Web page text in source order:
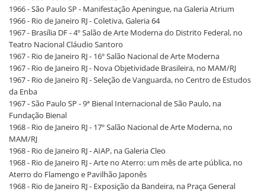
1966 - São Paulo SP - Manifestação Apeningue, na Galeria Atrium
1966 - Rio de Janeiro RJ - Coletiva, Galeria 64
1967 - Brasília DF - 4º Salão de Arte Moderna do Distrito Federal, no
Teatro Nacional Cláudio Santoro
1967 - Rio de Janeiro RJ - 16º Salão Nacional de Arte Moderna
1967 - Rio de Janeiro RJ - Nova Objetividade Brasileira, no MAM/RJ
1967 - Rio de Janeiro RJ - Seleção de Vanguarda, no Centro de Estudos
da Enba
1967 - São Paulo SP - 9ª Bienal Internacional de São Paulo, na
Fundação Bienal
1968 - Rio de Janeiro RJ - 17º Salão Nacional de Arte Moderna, no
MAM/RJ
1968 - Rio de Janeiro RJ - AIAP, na Galeria Cleo
1968 - Rio de Janeiro RJ - Arte no Aterro: um mês de arte pública, no
Aterro do Flamengo e Pavilhão Japonês
1968 - Rio de Janeiro RJ - Exposição da Bandeira, na Praça General